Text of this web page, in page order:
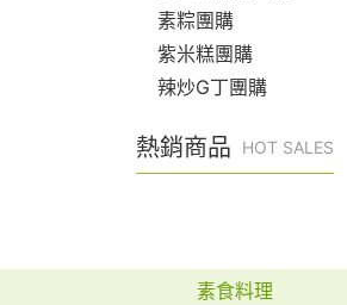
素粽團購
紫米糕團購
辣炒G丁團購
熱銷商品 HOT SALES
素食料理